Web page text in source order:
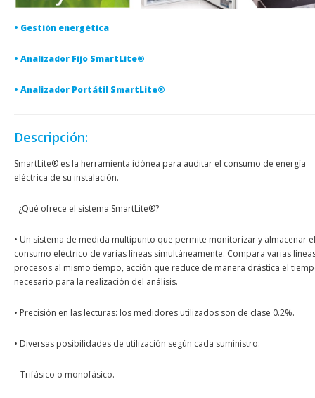
• Gestión energética
• Analizador Fijo SmartLite®
• Analizador Portátil SmartLite®
Descripción:
SmartLite® es la herramienta idónea para auditar el consumo de energía
eléctrica de su instalación.
¿Qué ofrece el sistema SmartLite®?
• Un sistema de medida multipunto que permite monitorizar y almacenar el
consumo eléctrico de varias líneas simultáneamente. Compara varias
procesos al mismo tiempo, acción que reduce de manera drástica el
necesario para la realización del análisis.
• Precisión en las lecturas: los medidores utilizados son de clase 0.2%.
• Diversas posibilidades de utilización según cada suministro:
– Trifásico o monofásico.